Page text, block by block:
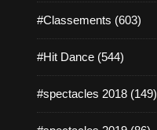
#Classements (603)
#Hit Dance (544)
#spectacles 2018 (149)